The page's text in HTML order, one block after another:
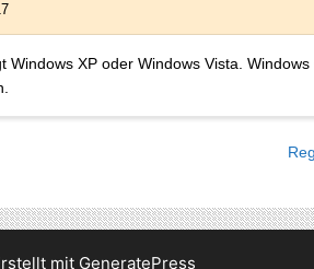
Windows XP oder Windows Vista.
mit GeneratePress